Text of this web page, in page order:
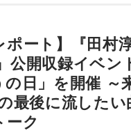
ポート】『田村
公開収録イベン
日」を開催 ～
最後に流したい
ーク